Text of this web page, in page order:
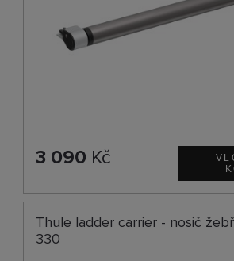
3 090 Kč
Thule ladder carrier - nosič
330